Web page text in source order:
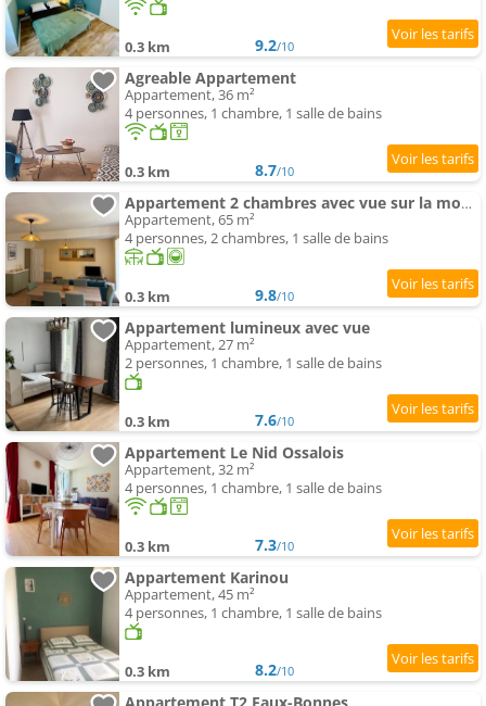
0.3 km 9.2/10
Agreable Appartement
Appartement, 36 m²
4 personnes, 1 chambre, 1 salle de bains
0.3 km 8.7/10
Appartement 2 chambres avec vue sur la montagne
Appartement, 65 m²
4 personnes, 2 chambres, 1 salle de bains
0.3 km 9.8/10
Appartement lumineux avec vue
Appartement, 27 m²
2 personnes, 1 chambre, 1 salle de bains
0.3 km 7.6/10
Appartement Le Nid Ossalois
Appartement, 32 m²
4 personnes, 1 chambre, 1 salle de bains
0.3 km 7.3/10
Appartement Karinou
Appartement, 45 m²
4 personnes, 1 chambre, 1 salle de bains
0.3 km 8.2/10